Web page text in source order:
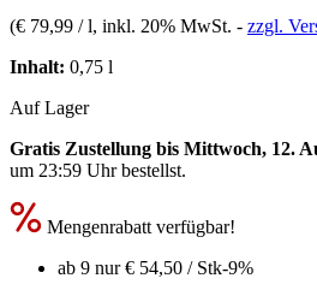
(€ 79,99 / l, inkl. 20% MwSt. - zzgl.
Inhalt: 0,75 l
Auf Lager
Gratis Zustellung bis Mittwoch, 12.
um 23:59 Uhrbestellst.
Mengenrabatt verfügbar!
ab 9 nur€ 54,50 / Stk-9%